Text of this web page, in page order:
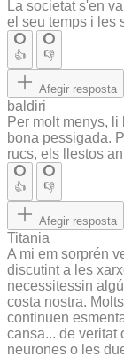
La societat s'en
el seu temps i les
👍 👎
Afegir resposta
baldiri
Per molt menys,
bona pessigada.
rucs, els llestos
👍 👎
Afegir resposta
Titania
A mi em sorprén
discutint a les
necessitessin
costa nostra.
continuen
cansa... de veritat
neurones o les